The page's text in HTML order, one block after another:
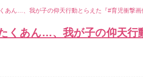
あん…、我が子の仰天行動とらえた『#育児衝撃画
くあん…、我が子の仰天行